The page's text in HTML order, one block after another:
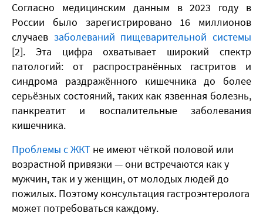
​Согласно медицинским данным в 2023 году в
России было зарегистрировано 16 миллионов
случаев заболеваний пищеварительной системы
[2]. Эта цифра охватывает широкий спектр
патологий: от распространённых гастритов и
синдрома раздражённого кишечника до более
серьёзных состояний, таких как язвенная болезнь,
панкреатит и воспалительные заболевания
кишечника.
Проблемы с ЖКТ не имеют чёткой половой или
возрастной привязки — они встречаются как у
мужчин, так и у женщин, от молодых людей до
пожилых. Поэтому консультация гастроэнтеролога
может потребоваться каждому.